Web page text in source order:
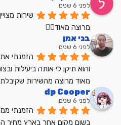
לפני 6 שנים
מרוצה מאוד👍🏼
בני אמן
לפני 6 שנים
מאוד מרוצה מהשירות
dp Cooper
לפני 6 שנים
בשום מקום אחר בארץ מחיר